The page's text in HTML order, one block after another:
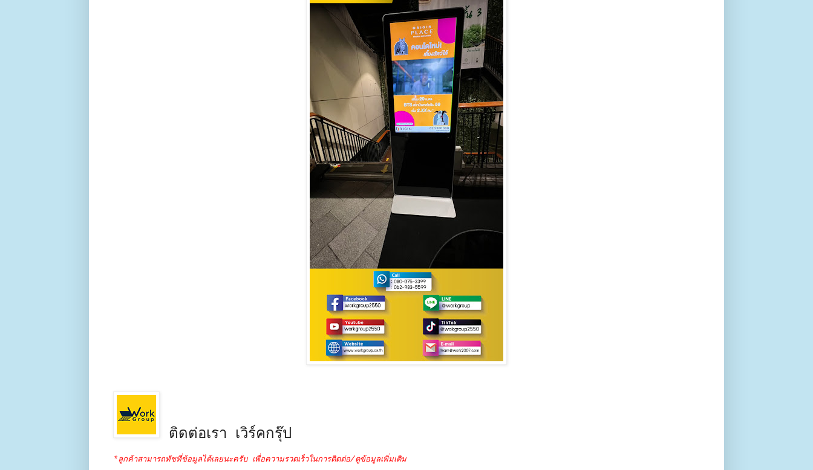
ติดต่อเรา เวิร์คกรุ๊ป
*ลูกค้าสามารถทัชที่ข้อมูลได้เลยนะครับ เพื่อความรวดเร็วในการติดต่อ/ดูข้อมูลเพิ่มเติม